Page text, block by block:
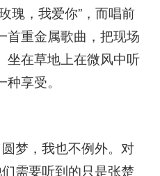
瑰，我爱你”，而唱前
首重金属歌曲，把现场
坐在草地上在微风中听
享受。
梦，我也不例外。对
需要听到的只是张楚